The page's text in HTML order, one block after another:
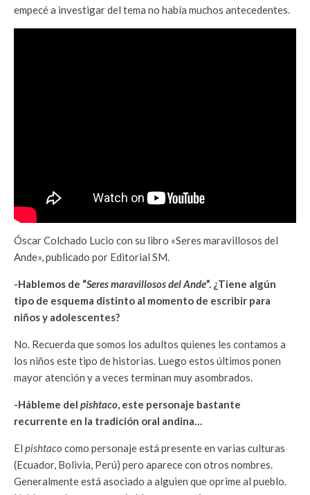
empecé a investigar del tema no había muchos antecedentes.
Óscar Colchado Lucio con su libro «Seres maravillosos del
Ande», publicado por Editorial SM.
-Hablemos de “Seres maravillosos del Ande”. ¿Tiene algún
tipo de esquema distinto al momento de escribir para
niños y adolescentes?
No. Recuerda que somos los adultos quienes les contamos a
los niños este tipo de historias. Luego estos últimos ponen
mayor atención y a veces terminan muy asombrados.
-Hábleme del pishtaco, este personaje bastante
recurrente en la tradición oral andina…
El pishtaco como personaje está presente en varias culturas
(Ecuador, Bolivia, Perú) pero aparece con otros nombres.
Generalmente está asociado a alguien que oprime al pueblo.